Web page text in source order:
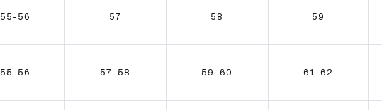
55-56 57 58 59
55-56 57-58 59-60 61-62